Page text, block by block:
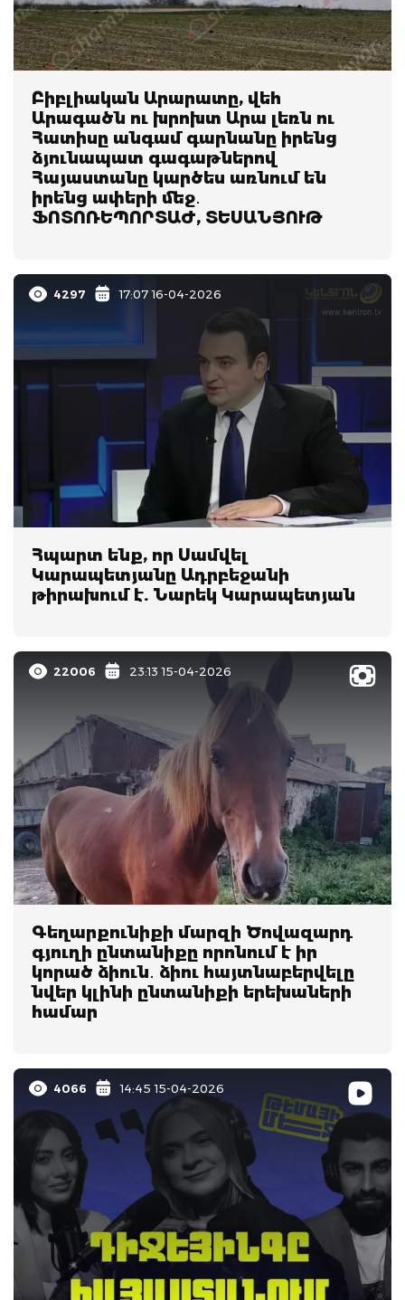
Բիբլիական Արարատը, վեհ
Արագածն ու խրոխտ Արա լեռն ու
Հատիսը անգամ գարնանը իրենց
ձյունապատ գագաթներով
Հայաստանը կարծես առնում են
իրենց ափերի մեջ․
ՖՈՏՈՌԵՊՈՐՏԱԺ, ՏԵՍԱՆՅՈՒԹ
4297 17:07 16-04-2026
Հպարտ ենք, որ Սամվել
Կարապետյանը Ադրբեջանի
թիրախում է. Նարեկ Կարապետյան
22006 23:13 15-04-2026
Գեղարքունիքի մարզի Ծովազարդ
գյուղի ընտանիքը որոնում է իր
կորած ձիուն․ ձիու հայտնաբերվելը
նվեր կլինի ընտանիքի երեխաների
համար
4066 14:45 15-04-2026